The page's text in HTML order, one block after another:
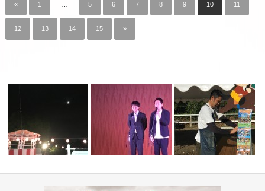
« 1 5 6 7 8 9 10 11
12 13 14 15 »